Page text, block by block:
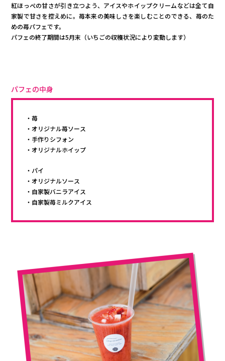
紅ほっぺの甘さが引き立つよう、アイスやホイップクリームなどは全て自
家製で甘さを控えめに。苺本来の美味しさを楽しむことのできる、苺のた
めの苺パフェです。
パフェの終了期間は5月末（いちごの収穫状況により変動します）
パフェの中身
・苺
・オリジナル苺ソース
・手作りシフォン
・オリジナルホイップ
・パイ
・オリジナルソース
・自家製バニラアイス
・自家製苺ミルクアイス